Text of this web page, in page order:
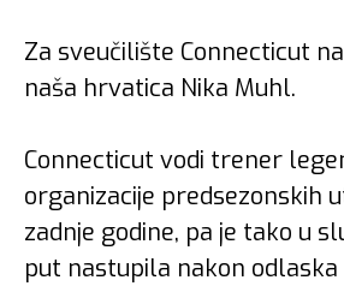
Za sveučilište Connecticut
naša hrvatica Nika Muhl.
Connecticut vodi trener
organizacije predsezonskih
zadnje godine, pa je tako u
put nastupila nakon